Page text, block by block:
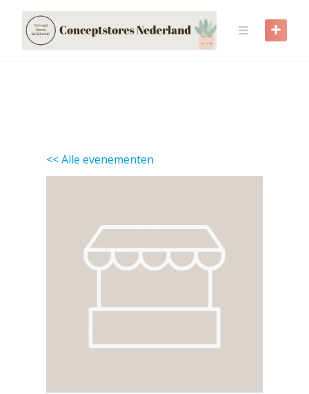
content
<< Alle evenementen